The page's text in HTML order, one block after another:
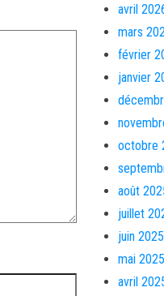
avril
mars
février
janvier
octobre
août
juillet
juin 2025
mai 2025
avril